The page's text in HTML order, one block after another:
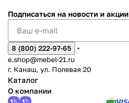
Подписаться на новости и акции
8 (800) 222-97-65
e.shop@mebel-21.ru
г. Канаш, ул. Полевая 20
Каталог
О компании